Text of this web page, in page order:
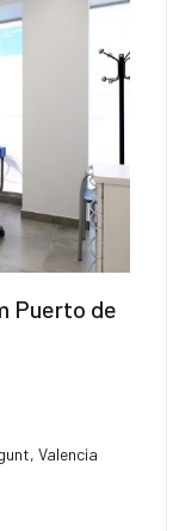
Puerto de
Valencia